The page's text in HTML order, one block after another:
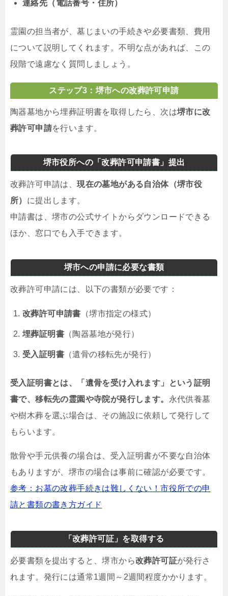
連絡先（電話番号・住所）
霊園の担当者が、墓じまいの手続きや必要書類、費用
について説明してくれます。不明な点があれば、この
段階で遠慮なく質問しましょう。
ステップ3：堺市への改葬許可申請
陶器墓地から埋葬証明書を取得したら、次は堺市に改
葬許可申請を行います。
堺市役所への「改葬許可申請書」提出
改葬許可申請は、現在の墓地がある自治体（堺市役
所） に提出します。
申請書は、堺市の公式サイトからダウンロードできる
ほか、窓口でも入手できます。
堺市への申請に必要な書類
改葬許可申請には、以下の書類が必要です：
改葬許可申請書 （堺市指定の様式）
埋葬証明書 （陶器墓地が発行）
受入証明書 （遺骨の移転先が発行）
受入証明書とは、「遺骨を受け入れます」という証明
書で、移転先の霊園や寺院が発行します。 永代供養墓
や樹木葬を選ぶ場合は、その施設に依頼して発行して
もらいます。
散骨や手元供養の場合は、受入証明書が不要な自治体
もありますが、堺市の場合は事前に確認が必要です。
参考：お墓の改葬手続きは難しくない！市役所での申
請と書類の書き方ガイド
「改葬許可証」を取得する
必要書類を提出すると、堺市から改葬許可証が発行さ
れます。発行には通常1週間～2週間程度かかります。